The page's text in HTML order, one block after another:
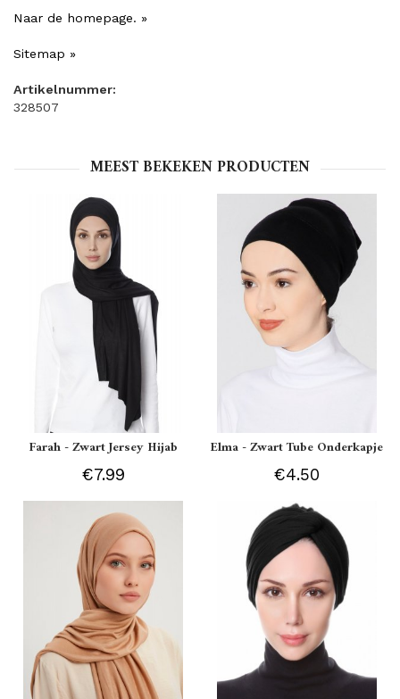
Naar de homepage. »
Sitemap »
Artikelnummer:
328507
MEEST BEKEKEN PRODUCTEN
Farah - Zwart Jersey Hijab
€7.99
Elma - Zwart Tube Onderkapje
€4.50